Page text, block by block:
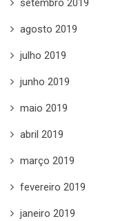
setembro 2019
agosto 2019
julho 2019
junho 2019
maio 2019
abril 2019
março 2019
fevereiro 2019
janeiro 2019